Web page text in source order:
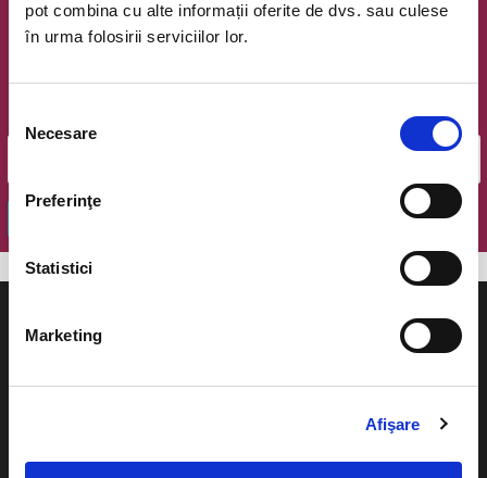
pot combina cu alte informații oferite de dvs. sau culese
în urma folosirii serviciilor lor.
consimțământului
Necesare
Preferinţe
Statistici
Marketing
Afişare
Newsletter @ Bilete.ro
evenimente.
Teatru